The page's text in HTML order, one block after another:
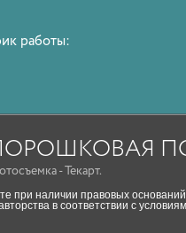
работы:
ПОРОШКОВАЯ
- Текарт.
при наличии правовых
в соответствии с